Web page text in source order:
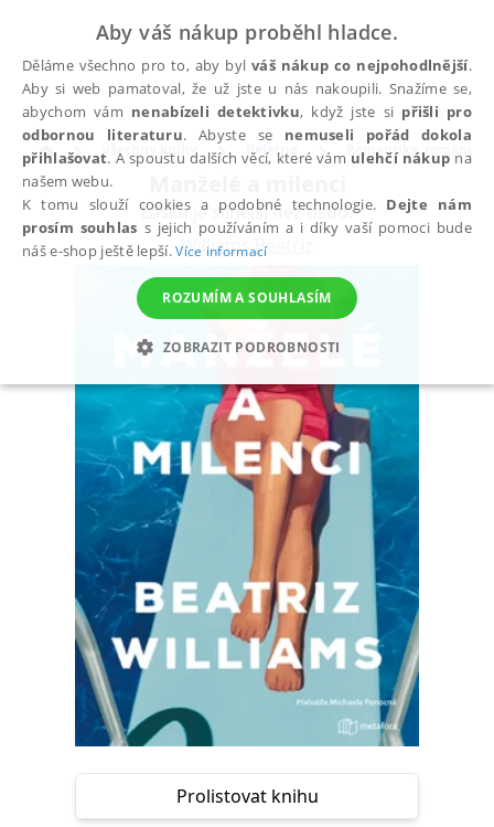
Všechny knihy Beletrie Romantika, romány
Láska je silnější než osud.
Williams Beatriz
Prolistovat knihu
Aby váš nákup proběhl hladce.
Děláme všechno pro to, aby bylváš nákup co nejpohodlnější.
Aby si web pamatoval, že už jste u nás nakoupili. Snažíme se,
abychom vám nenabízeli detektivku, když jste si přišli pro
odbornou literaturu. Abyste se nemuseli pořád dokola
přihlašovat. A spoustu dalších věcí, které vám ulehčí nákup na
našem webu.
K tomu slouží cookies a podobné technologie. Dejte nám
prosím souhlas s jejich používáním a i díky vaší pomoci bude
náš e-shop ještě lepší.Více informací
ROZUMÍM A SOUHLASÍM
ZOBRAZIT PODROBNOSTI
NEZBYTNÉ ANALYTICKÉ MARKETINGOVÉ
FUNKČNÍ NEZAŘAZENÉ SOUBORY
Nezbytné Analytické Marketingové
Funkční
Nezařazené soubory
Nezbytně nutné soubory cookie umožňují základní funkce webových
stránek, jako je přihlášení uživatele a správa účtu. Webové stránky nelze
bez nezbytně nutných souborů cookie správně používat.
Provider /
Popis
CookieScriptConsent
CookieScript
www.grada.cz
1 měsíc
Tento soubor
cookie
používá
Cookie-